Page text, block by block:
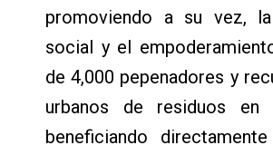
promoviendo a su vez,
social y el
de 4,000 pepenadores y
urbanos de residuos en
beneficiando